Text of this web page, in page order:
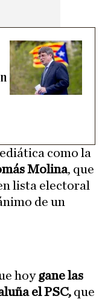
como la
Molina, que
lista electoral
de un
hoy gane las
el PSC, que